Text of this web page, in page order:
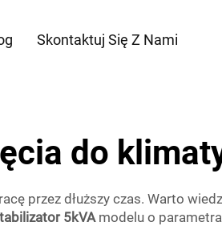
Skontaktuj Się Z Nami
do
przez dłuższy czas. Warto
5kVAmodelu o